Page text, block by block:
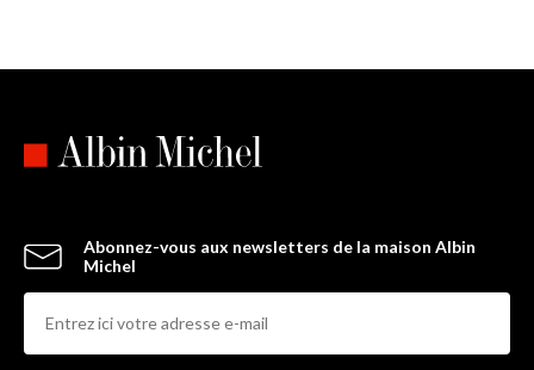
Abonnez-vous aux newsletters de la maison Albin
Michel